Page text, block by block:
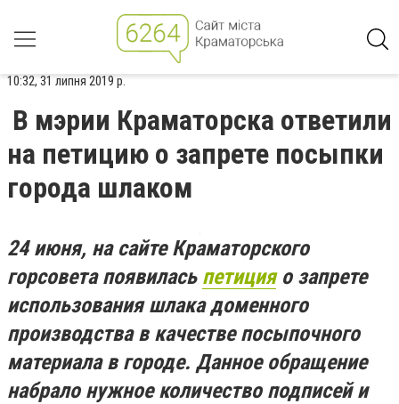
10:32, 31 липня 2019 р.
В мэрии Краматорска ответили
на петицию о запрете посыпки
города шлаком
24 июня, на сайте Краматорского
горсовета появилась петицияо запрете
использования шлака доменного
производства в качестве посыпочного
материала в городе. Данное обращение
набрало нужное количество подписей и